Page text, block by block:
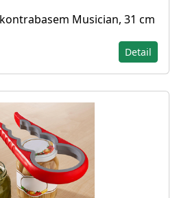
Musician, 31 cm
Detail